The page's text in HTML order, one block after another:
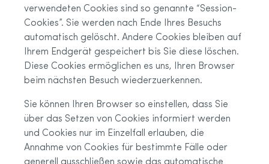
verwendeten Cookies sind so genannte “Session-
Cookies”. Sie werden nach Ende Ihres Besuchs
automatisch gelöscht. Andere Cookies bleiben auf
Ihrem Endgerät gespeichert bis Sie diese löschen.
Diese Cookies ermöglichen es uns, Ihren Browser
beim nächsten Besuch wiederzuerkennen.
Sie können Ihren Browser so einstellen, dass Sie
über das Setzen von Cookies informiert werden
und Cookies nur im Einzelfall erlauben, die
Annahme von Cookies für bestimmte Fälle oder